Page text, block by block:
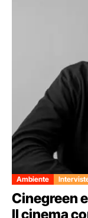
Ambiente
Cinegreen
Il cinema